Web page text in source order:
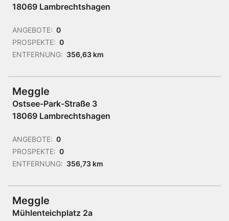
18069 Lambrechtshagen
ANGEBOTE: 0
PROSPEKTE: 0
ENTFERNUNG: 356,63 km
Meggle
Ostsee-Park-Straße 3
18069 Lambrechtshagen
ANGEBOTE: 0
PROSPEKTE: 0
ENTFERNUNG: 356,73 km
Meggle
Mühlenteichplatz 2a